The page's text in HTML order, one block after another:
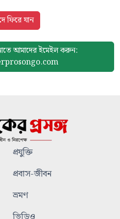
ফিরে যান
আমাদেরইমেইল করুন:
প্রযুক্তি
প্রবাস-জীবন
ভ্রমণ